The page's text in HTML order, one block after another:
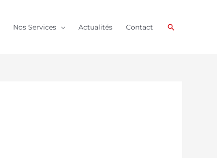
Nos Services Actualités Contact Rechercher